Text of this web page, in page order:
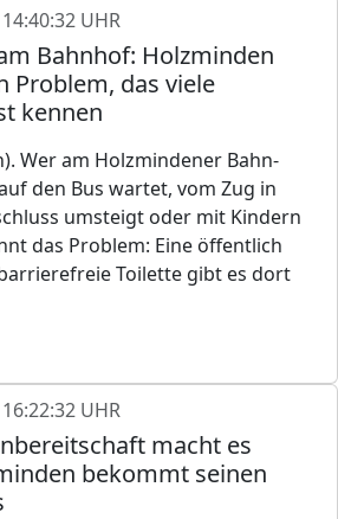
UHR
Bahnhof: Holzminden
Problem, das viele
kennen
Wer am Holzmindener Bahn-
den Bus wartet, vom Zug in
umsteigt oder mit Kindern
das Problem: Eine öffentlich
Toilette gibt es dort
UHR
macht es
bekommt seinen